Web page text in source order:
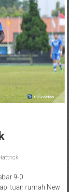
9-0
tuan rumah New